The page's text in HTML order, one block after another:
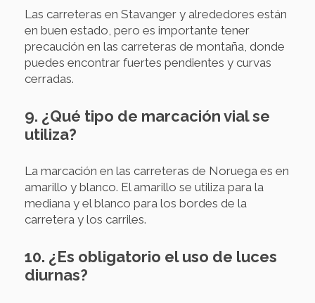
Las carreteras en Stavanger y alrededores están
en buen estado, pero es importante tener
precaución en las carreteras de montaña, donde
puedes encontrar fuertes pendientes y curvas
cerradas.
9. ¿Qué tipo de marcación vial se
utiliza?
La marcación en las carreteras de Noruega es en
amarillo y blanco. El amarillo se utiliza para la
mediana y el blanco para los bordes de la
carretera y los carriles.
10. ¿Es obligatorio el uso de luces
diurnas?